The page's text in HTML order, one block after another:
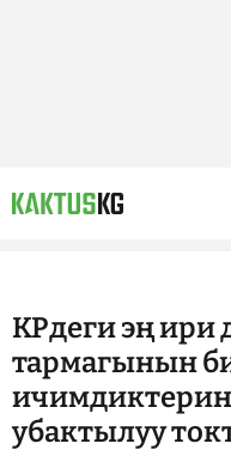
КРдеги эң ири
тармагынын
ичимдиктерин
убактылуу